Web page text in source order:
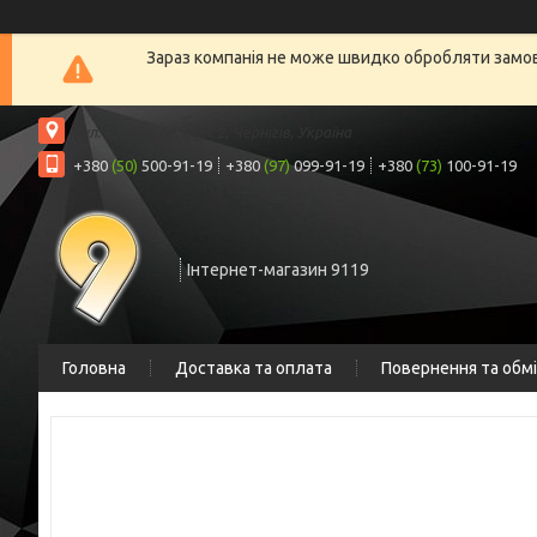
Зараз компанія не може швидко обробляти
вул. Шрага, 6а, офіс 2, Чернігів, Україна
+380 (50) 500-91-19 +380 (97)099-91-19 +380 (73) 100-91-19
Інтернет-магазин 9119
Головна Доставка та оплата Повернення та